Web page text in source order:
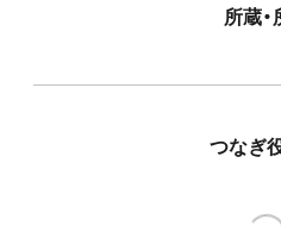
所蔵・
つなぎ